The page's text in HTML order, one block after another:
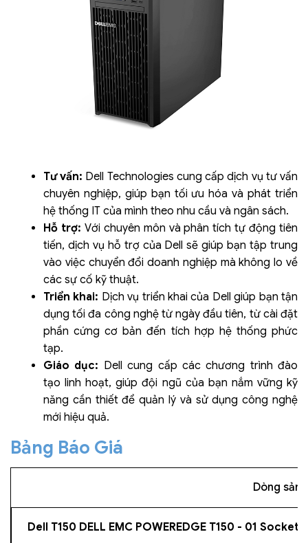
Tư vấn: Dell Technologies cung cấp dịch vụ tư vấn
chuyên nghiệp, giúp bạn tối ưu hóa và phát triển
hệ thống IT của mình theo nhu cầu và ngân sách.
Hỗ trợ: Với chuyên môn và phân tích tự động tiên
tiến, dịch vụ hỗ trợ của Dell sẽ giúp bạn tập trung
vào việc chuyển đổi doanh nghiệp mà không lo về
các sự cố kỹ thuật.
Triển khai: Dịch vụ triển khai của Dell giúp bạn tận
dụng tối đa công nghệ từ ngày đầu tiên, từ cài đặt
phần cứng cơ bản đến tích hợp hệ thống phức
tạp.
Giáo dục: Dell cung cấp các chương trình đào
tạo linh hoạt, giúp đội ngũ của bạn nắm vững kỹ
năng cần thiết để quản lý và sử dụng công nghệ
mới hiệu quả.
Bảng Báo Giá
Dòng sản
Dell T150 DELL EMC POWEREDGE T150 - 01 Socket